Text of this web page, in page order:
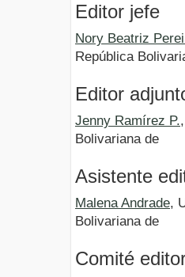
Editor jefe
Nory Beatriz
República
Editor
Jenny Ramírez P.
Bolivariana de
Asistente
Malena Andrade,
Bolivariana de
Comité